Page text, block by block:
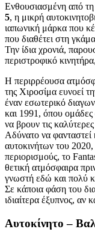
Ενθουσιασμένη από τη
5, η μικρή
ιαπωνική μάρκα που
που διαθέτει στη
Την ίδια χρονιά,
περιστροφικό
Η περιρρέουσα
της Χιροσίμα ευνοεί
έναν εσωτερικό
και 1991, όπου
να βρουν τις
Αδύνατο να φανταστεί
αυτοκινήτων του
περιορισμούς, το
θετική ατμόσφαιρα
γνωστή εδώ και πολύ
Σε κάποια φάση του
ιδιαίτερα έξυπνος, αν
Αυτοκίνητο –